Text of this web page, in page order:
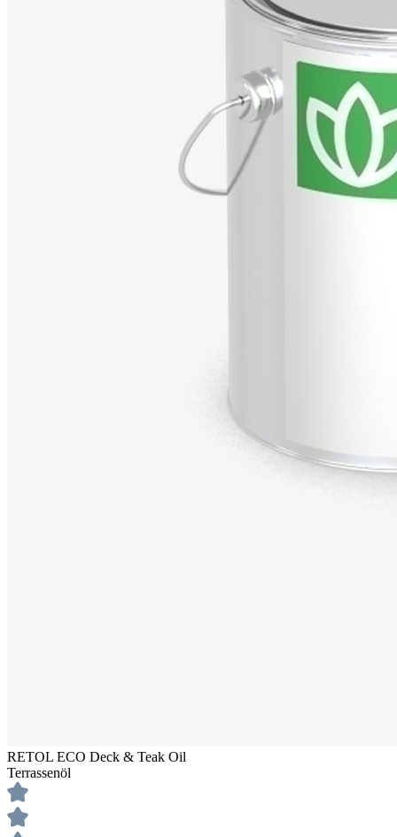
RETOL ECO Deck & Teak Oil
Terrassenöl